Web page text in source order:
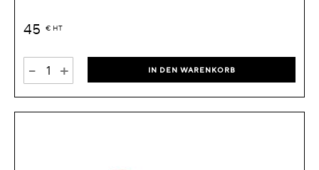
45 € HT
- + IN DEN WARENKORB